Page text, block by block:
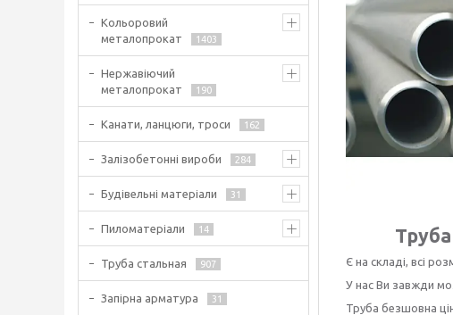
Є на складі, всі
У нас Ви завжди
Труба безшовна
Кольоровий
металопрокат
1403
Нержавіючий
металопрокат
190
Канати, ланцюги, троси 162
Залізобетонні вироби 284
Будівельні матеріали 31
Пиломатеріали 14
Труба стальная 907
Запірна арматура 31